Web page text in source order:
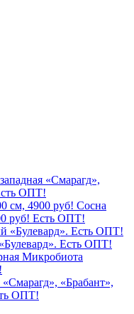
«Смарагд»,
ОПТ!
Сосна
руб! Есть ОПТ!
Есть ОПТ!
Микробиота
«Смарагд», «Брабант»,
ОПТ!